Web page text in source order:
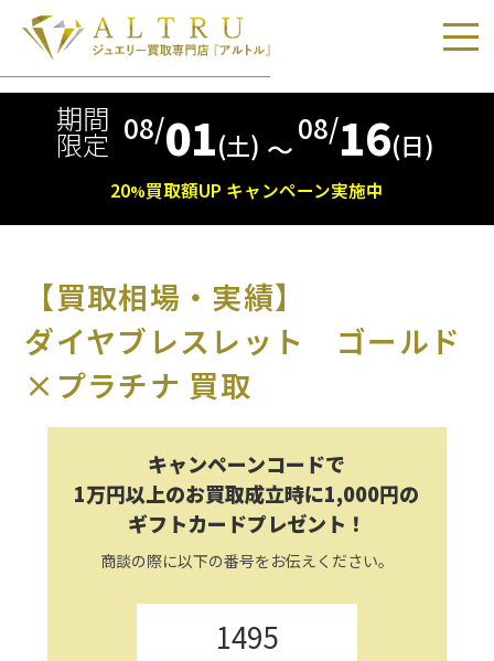
期間
限定 08/01(土) 〜
08/16(日)
20%買取額UP キャンペーン実施中
【買取相場・実績】
ダイヤブレスレット ゴールド
×プラチナ 買取
キャンペーンコードで
1万円以上のお買取成立時に1,000円の
ギフトカードプレゼント！
商談の際に以下の番号をお伝えください。
1495